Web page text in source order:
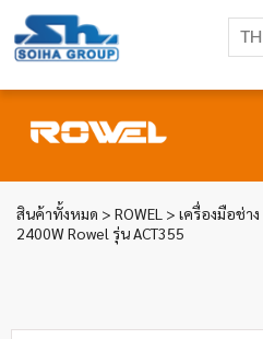
TH
สินค้าทั้งหมด > ROWEL > เครื่องมือช่าง
2400W Rowel รุ่น ACT355